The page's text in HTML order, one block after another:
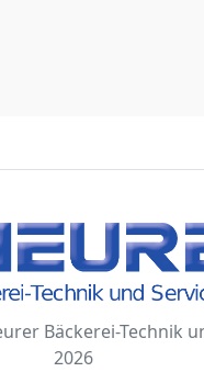
Bäckerei-Technik
2026